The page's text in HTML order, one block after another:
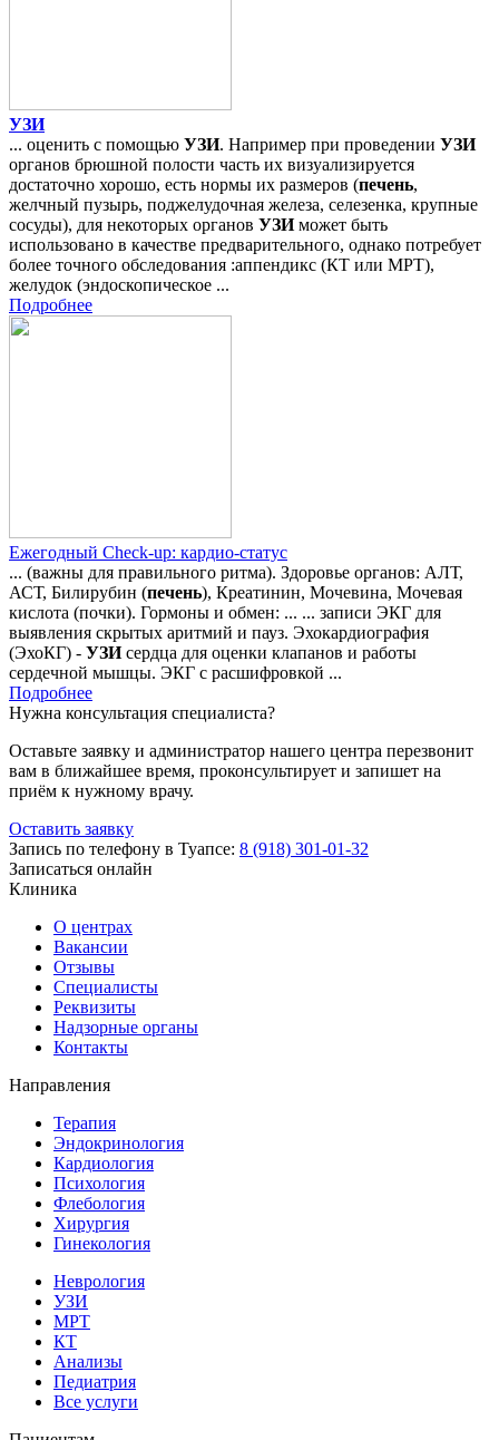
УЗИ
... оценить с помощью УЗИ. Например при проведении УЗИ
органов брюшной полости часть их визуализируется
достаточно хорошо, есть нормы их размеров (печень,
желчный пузырь, поджелудочная железа, селезенка, крупные
сосуды), для некоторых органов УЗИможет быть
использовано в качестве предварительного, однако потребует
более точного обследования :аппендикс (КТ или МРТ),
желудок (эндоскопическое ...
Подробнее
Ежегодный Check-up: кардио-статус
... (важны для правильного ритма). Здоровье органов: АЛТ,
АСТ, Билирубин (печень), Креатинин, Мочевина, Мочевая
кислота (почки). Гормоны и обмен: ... ... записи ЭКГ для
выявления скрытых аритмий и пауз. Эхокардиография
(ЭхоКГ) - УЗИсердца для оценки клапанов и работы
сердечной мышцы. ЭКГ с расшифровкой ...
Подробнее
Нужна консультация специалиста?
Оставьте заявку и администратор нашего центра перезвонит
вам в ближайшее время, проконсультирует и запишет на
приём к нужному врачу.
Оставить заявку
Запись по телефону в Туапсе: 8 (918) 301-01-32
Записаться онлайн
Клиника
О центрах
Вакансии
Отзывы
Специалисты
Реквизиты
Надзорные органы
Контакты
Направления
Терапия
Эндокринология
Кардиология
Психология
Флебология
Хирургия
Гинекология
Неврология
УЗИ
МРТ
КТ
Анализы
Педиатрия
Все услуги